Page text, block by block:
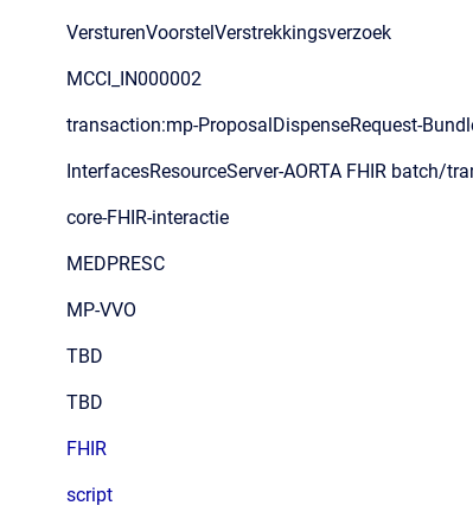
VersturenVoorstelVerstrekkingsverzoek
MCCI_IN000002
transaction:mp-ProposalDispenseRequest-
InterfacesResourceServer-AORTA FHIR batch/
core-FHIR-interactie
MEDPRESC
MP-VVO
TBD
TBD
FHIR
script